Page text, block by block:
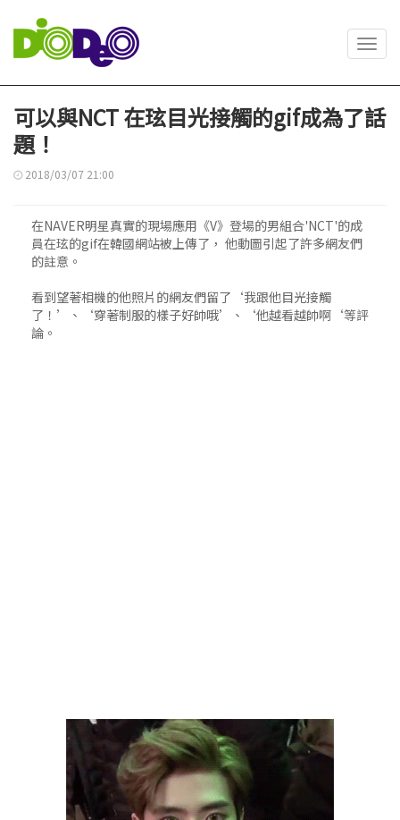
可以與NCT 在玹目光接觸的gif成為了話
題！
2018/03/07 21:00
在NAVER明星真實的現場應用《V》登場的男組合'NCT'的成
員在玹的gif在韓國網站被上傳了， 他動圖引起了許多網友們
的註意。
看到望著相機的他照片的網友們留了‘我跟他目光接觸
了！’、‘穿著制服的樣子好帥哦’、‘他越看越帥啊‘等評
論。